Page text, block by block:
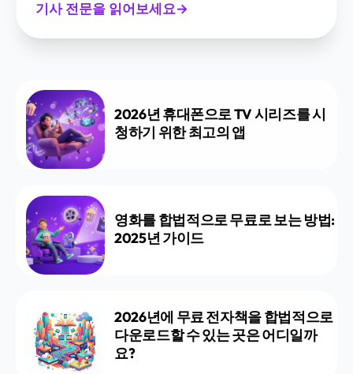
기사 전문을 읽어보세요→
2026년 휴대폰으로 TV 시리즈를 시
청하기 위한 최고의 앱
영화를 합법적으로 무료로 보는 방법:
2025년 가이드
2026년에 무료 전자책을 합법적으로
다운로드할 수 있는 곳은 어디일까
요?